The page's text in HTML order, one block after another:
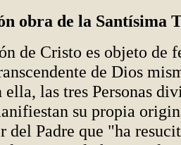
obra de la Santísima
de Cristo es objeto de
de Dios
las tres Personas
su propia
del Padre que "ha